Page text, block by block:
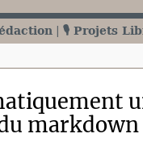
🎙️ Projets
markdown